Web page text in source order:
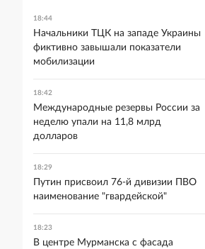
18:44
Начальники ТЦК на западе Украины
фиктивно завышали показатели
мобилизации
18:42
Международные резервы России за
неделю упали на 11,8 млрд
долларов
18:29
Путин присвоил 76-й дивизии ПВО
наименование "гвардейской"
18:23
В центре Мурманска с фасада